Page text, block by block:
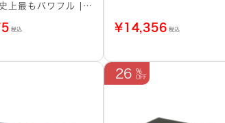
上最もパワフル |
税込 ¥14,356 税込
26